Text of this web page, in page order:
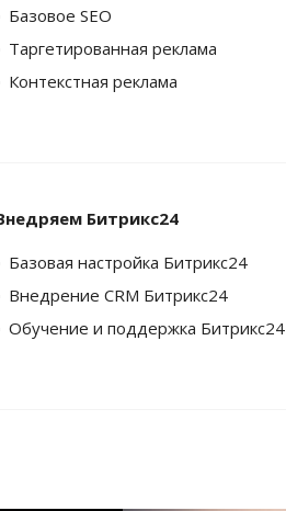
Базовое SEO
Таргетированная реклама
Контекстная реклама
Битрикс24
Базовая настройка Битрикс24
Внедрение CRM Битрикс24
Обучение и поддержка Битрикс24